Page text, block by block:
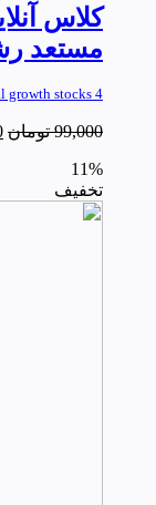
کلاس
مستعد
growth stocks 4
99,000 تومان
11%
تخفیف